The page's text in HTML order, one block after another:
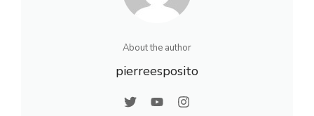
About the author
pierreesposito